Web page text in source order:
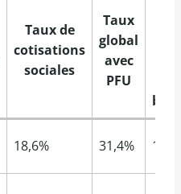
Taux de
cotisations
sociales
Taux
global
avec
PFU
18,6% 31,4%